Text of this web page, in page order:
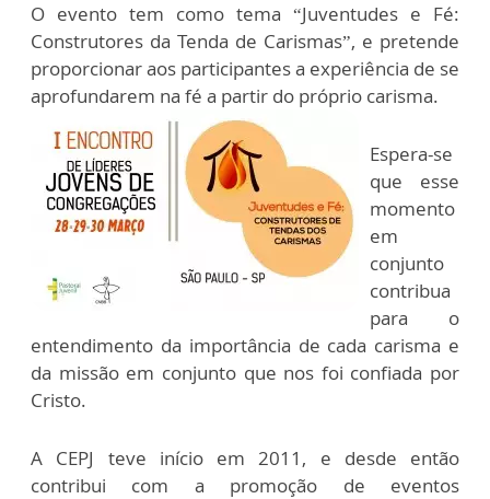
O evento tem como tema “Juventudes e Fé:
Construtores da Tenda de Carismas”, e pretende
proporcionar aos participantes a experiência de se
aprofundarem na fé a partir do próprio carisma.
Espera-se
que esse
momento
em
conjunto
contribua
para o
entendimento da importância de cada carisma e
da missão em conjunto que nos foi confiada por
Cristo.
A CEPJ teve início em 2011, e desde então
contribui com a promoção de eventos